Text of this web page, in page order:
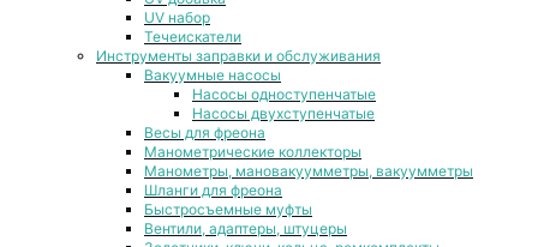
UV набор
Течеискатели
Инструменты заправки и обслуживания
Вакуумные насосы
Насосы одноступенчатые
Насосы двухступенчатые
Весы для фреона
Манометрические коллекторы
Манометры, мановакуумметры, вакуумметры
Шланги для фреона
Быстросъемные муфты
Вентили, адаптеры, штуцеры